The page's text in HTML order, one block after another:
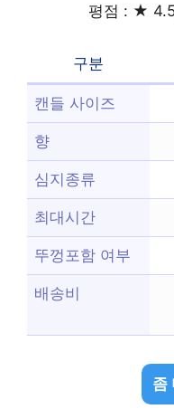
평점 : ★
구분
캔들 사이즈
향
심지종류
최대시간
뚜껑포함 여부
배송비
좀